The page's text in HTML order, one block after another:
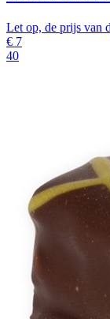
Let op, de prijs van
€ 7
40